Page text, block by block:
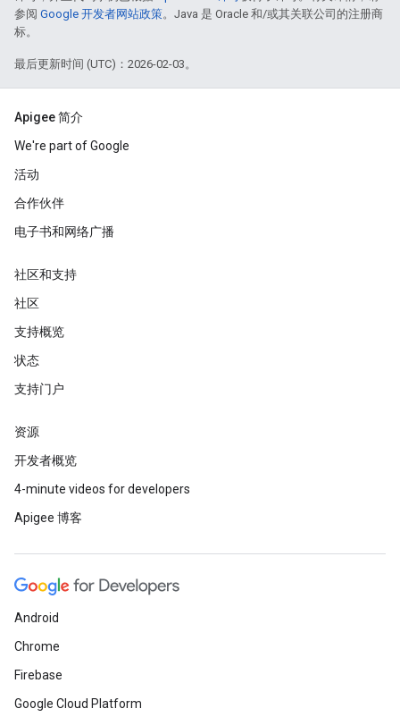
参阅 Google 开发者网站政策。Java 是 Oracle 和/或其关联公司的注册商
标。
最后更新时间 (UTC)：2026-02-03。
Apigee 简介
We're part of Google
活动
合作伙伴
电子书和网络广播
社区和支持
社区
支持概览
状态
支持门户
资源
开发者概览
4-minute videos for developers
Apigee 博客
Android
Chrome
Firebase
Google Cloud Platform